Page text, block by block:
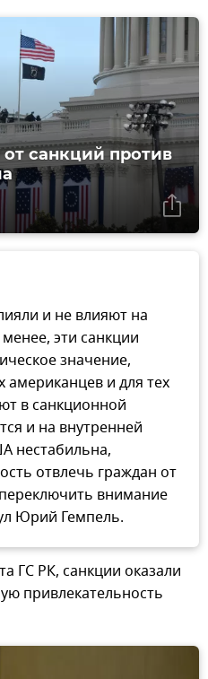
санкций против
и не влияют на
эти санкции
значение,
американцев и для тех
в санкционной
и на внутренней
нестабильна,
отвлечь граждан от
внимание
Юрий Гемпель.
ГС РК, санкции оказали
привлекательность